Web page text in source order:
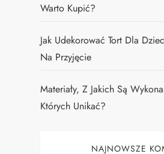
Warto Kupić?
Jak Udekorować Tort Dla
Na Przyjęcie
Materiały, Z Jakich Są
Których Unikać?
NAJNOWSZE